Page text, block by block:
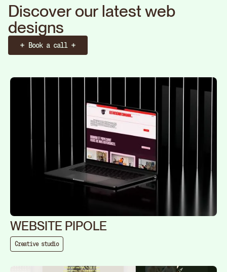
Discover our latestweb
designs
Book a call
WEBSITE PIPOLE
Creative studio